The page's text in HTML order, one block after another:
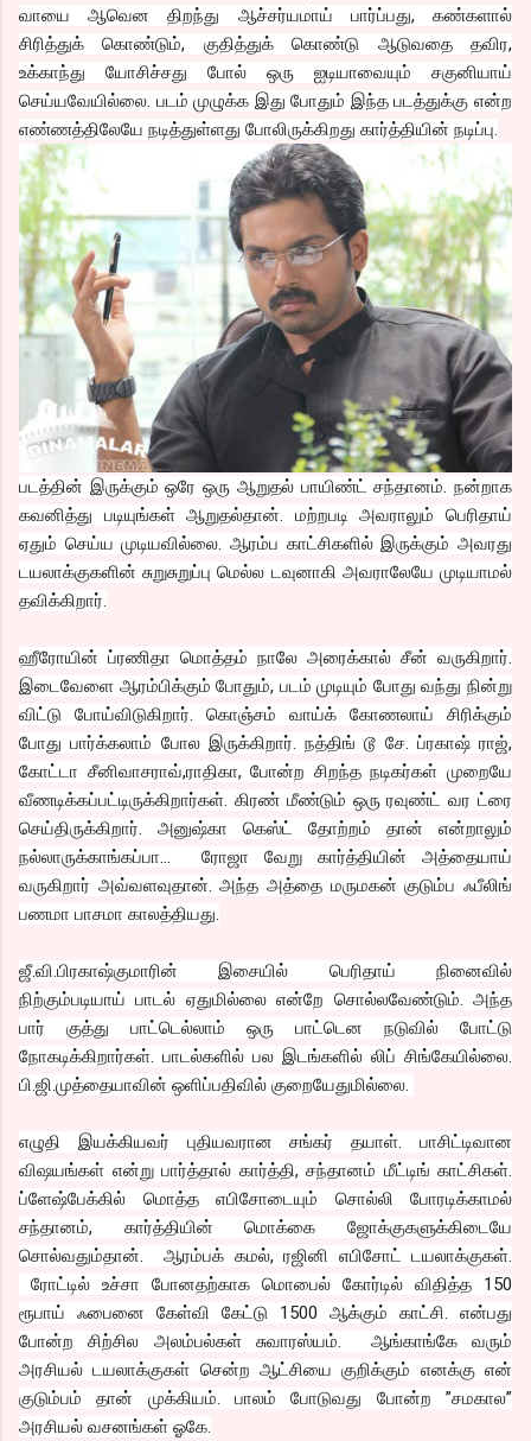
வாயை ஆவென திறந்து ஆச்சர்யமாய் பார்ப்பது, கண்களால்
சிரித்துக் கொண்டும், குதித்துக் கொண்டு ஆடுவதை தவிர,
உக்காந்து யோசிச்சது போல் ஒரு ஐடியாவையும் சகுனியாய்
செய்யவேயில்லை. படம் முழுக்க இது போதும் இந்த படத்துக்கு என்ற
எண்ணத்திலேயே நடித்துள்ளது போலிருக்கிறது கார்த்தியின் நடிப்பு.
படத்தின் இருக்கும் ஒரே ஒரு ஆறுதல் பாயிண்ட் சந்தானம். நன்றாக
கவனித்து படியுங்கள் ஆறுதல்தான். மற்றபடி அவராலும் பெரிதாய்
ஏதும் செய்ய முடியவில்லை. ஆரம்ப காட்சிகளில் இருக்கும் அவரது
டயலாக்குகளின் சுறுசுறுப்பு மெல்ல டவுனாகி அவராலேயே முடியாமல்
தவிக்கிறார்.
ஹீரோயின் ப்ரணிதா மொத்தம் நாலே அரைக்கால் சீன் வருகிறார்.
இடைவேளை ஆரம்பிக்கும் போதும், படம் முடியும் போது வந்து நின்று
விட்டு போய்விடுகிறார். கொஞ்சம் வாய்க் கோணலாய் சிரிக்கும்
போது பார்க்கலாம் போல இருக்கிறார். நத்திங் டூ சே. ப்ரகாஷ் ராஜ்,
கோட்டா சீனிவாசராவ்,ராதிகா, போன்ற சிறந்த நடிகர்கள் முறையே
வீணடிக்கப்பட்டிருக்கிறார்கள். கிரண் மீண்டும் ஒரு ரவுண்ட் வர ட்ரை
செய்திருக்கிறார். அனுஷ்கா கெஸ்ட் தோற்றம் தான் என்றாலும்
நல்லாருக்காங்கப்பா... ரோஜா வேறு கார்த்தியின் அத்தையாய்
வருகிறார் அவ்வளவுதான். அந்த அத்தை மருமகன் குடும்ப ஃபீலிங்
பணமா பாசமா காலத்தியது.
ஜீ.வி.பிரகாஷ்குமாரின் இசையில் பெரிதாய் நினைவில்
நிற்கும்படியாய் பாடல் ஏதுமில்லை என்றே சொல்லவேண்டும். அந்த
பார் குத்து பாட்டெல்லாம் ஒரு பாட்டென நடுவில் போட்டு
நோகடிக்கிறார்கள். பாடல்களில் பல இடங்களில் லிப் சிங்கேயில்லை.
பி.ஜி.முத்தையாவின் ஒளிப்பதிவில் குறையேதுமில்லை.
எழுதி இயக்கியவர் புதியவரான சங்கர் தயாள். பாசிட்டிவான
விஷயங்கள் என்று பார்த்தால் கார்த்தி, சந்தானம் மீட்டிங் காட்சிகள்.
ப்ளேஷ்பேக்கில் மொத்த எபிசோடையும் சொல்லி போரடிக்காமல்
சந்தானம், கார்த்தியின் மொக்கை ஜோக்குகளுக்கிடையே
சொல்வதும்தான். ஆரம்பக் கமல், ரஜினி எபிசோட் டயலாக்குகள்.
ரோட்டில் உச்சா போனதற்காக மொபைல் கோர்டில் விதித்த 150
ரூபாய் ஃபைனை கேள்வி கேட்டு 1500 ஆக்கும் காட்சி. என்பது
போன்ற சிற்சில அலம்பல்கள் சுவாரஸ்யம். ஆங்காங்கே வரும்
அரசியல் டயலாக்குகள் சென்ற ஆட்சியை குறிக்கும் எனக்கு என்
குடும்பம் தான் முக்கியம். பாலம் போடுவது போன்ற ”சமகால”
அரசியல் வசனங்கள் ஓகே.